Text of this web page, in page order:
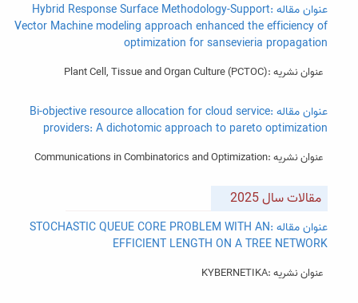
عنوان مقاله :Hybrid Response Surface Methodology-Support
Vector Machine modeling approach enhanced the efficiency of
optimization for sansevieria propagation
عنوان نشریه :Plant Cell, Tissue and Organ Culture (PCTOC)
عنوان مقاله :Bi-objective resource allocation for cloud service
providers: A dichotomic approach to pareto optimization
عنوان نشریه :Communications in Combinatorics and Optimization
مقالات سال 2025
عنوان مقاله :STOCHASTIC QUEUE CORE PROBLEM WITH AN
EFFICIENT LENGTH ON A TREE NETWORK
عنوان نشریه :KYBERNETIKA